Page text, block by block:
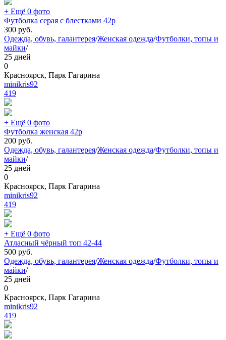
+ Ещё 0 фото
Футболка серая с блестками 42р
300 руб.
Одежда, обувь, галантерея/Женская одежда/Футболки, топы и
майки/
25 дней
0
Красноярск, Парк Гагарина
minikris92
419
+ Ещё 0 фото
Футболка женская 42р
200 руб.
Одежда, обувь, галантерея/Женская одежда/Футболки, топы и
майки/
25 дней
0
Красноярск, Парк Гагарина
minikris92
419
+ Ещё 0 фото
Атласный чёрный топ 42-44
500 руб.
Одежда, обувь, галантерея/Женская одежда/Футболки, топы и
майки/
25 дней
0
Красноярск, Парк Гагарина
minikris92
419